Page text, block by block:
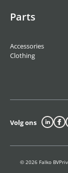
Parts
Accessories
Clothing
Volg ons
© 2026 Falko BV